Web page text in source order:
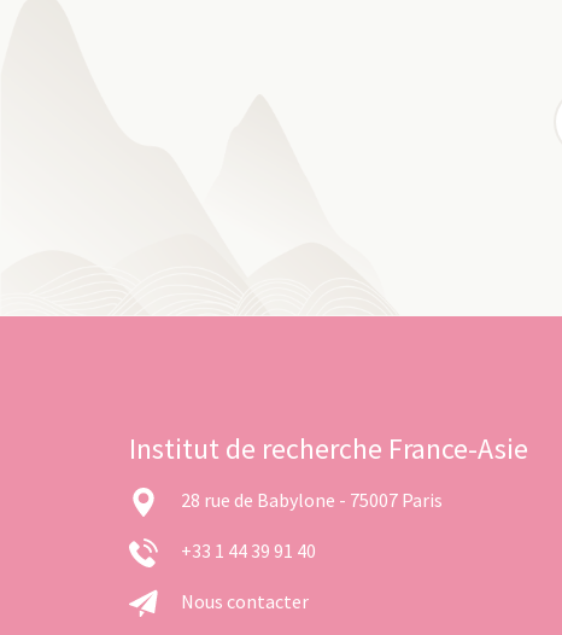
Institut de recherche France-Asie
28 rue de Babylone - 75007 Paris
+33 1 44 39 91 40
Nous contacter